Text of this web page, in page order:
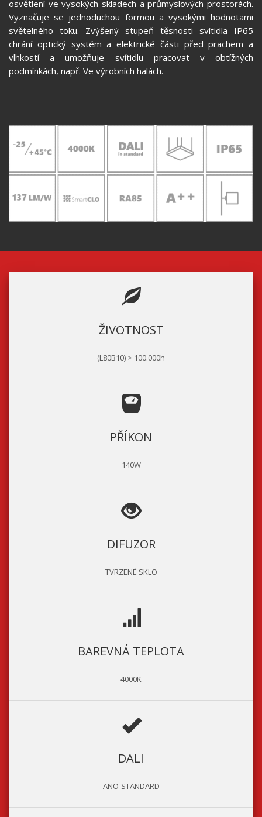
osvětlení ve vysokých skladech a průmyslových prostorách.
Vyznačuje se jednoduchou formou a vysokými hodnotami
světelného toku. Zvýšený stupeň těsnosti svítidla IP65
chrání optický systém a elektrické části před prachem a
vlhkostí a umožňuje svítidlu pracovat v obtížných
podmínkách, např. Ve výrobních halách.
ŽIVOTNOST
(L80B10) > 100.000h
PŘÍKON
140W
DIFUZOR
TVRZENÉ SKLO
BAREVNÁ TEPLOTA
4000K
DALI
ANO-STANDARD